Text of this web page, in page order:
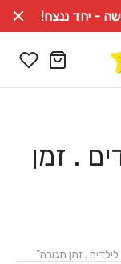
- יחד ננצח!
. זמן
. זמן תגובה”